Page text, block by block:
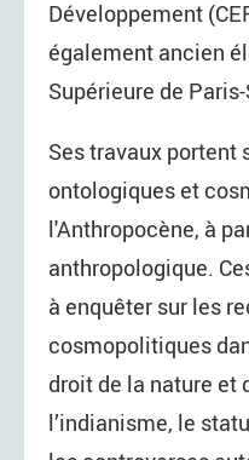
Développement
également ancien
Supérieure de
Ses travaux portent
ontologiques et
l'Anthropocène, à
anthropologique.
à enquêter sur les
cosmopolitiques
droit de la nature et
l’indianisme, le